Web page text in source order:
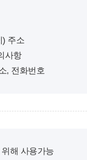
) 주소
사항
, 전화번호
해 사용가능